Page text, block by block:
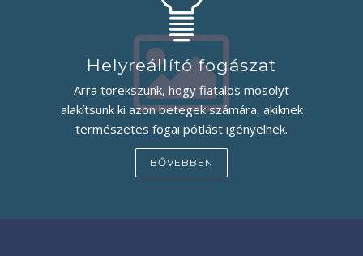
Helyreállító fogászat
Arra törekszünk, hogy fiatalos mosolyt
alakítsunk ki azon betegek számára, akiknek
természetes fogai pótlást igényelnek.
BŐVEBBEN